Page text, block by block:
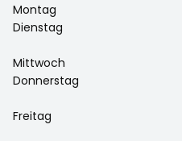
Montag
Dienstag
Mittwoch
Donnerstag
Freitag